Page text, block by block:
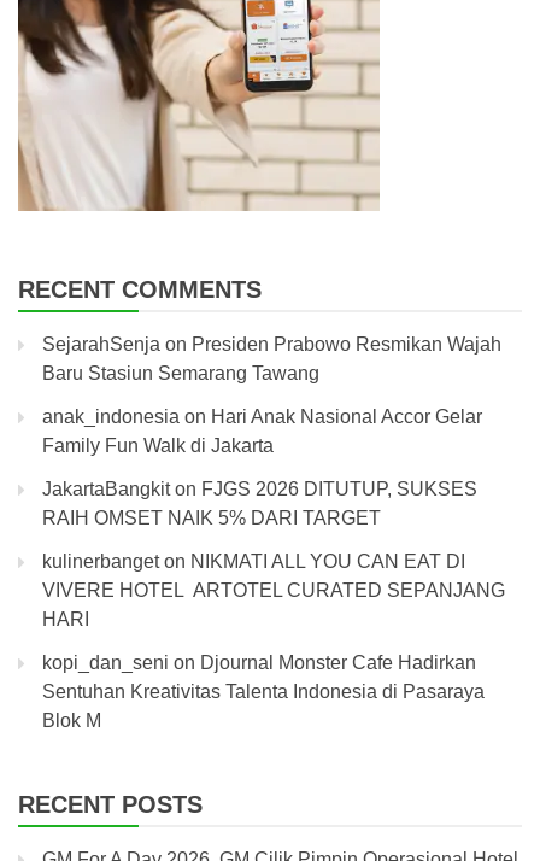
RECENT COMMENTS
SejarahSenja on Presiden Prabowo Resmikan Wajah
Baru Stasiun Semarang Tawang
anak_indonesia on Hari Anak Nasional Accor Gelar
Family Fun Walk di Jakarta
JakartaBangkiton FJGS 2026 DITUTUP, SUKSES
RAIH OMSET NAIK 5% DARI TARGET
kulinerbangeton NIKMATI ALL YOU CAN EAT DI
VIVERE HOTEL ARTOTEL CURATED SEPANJANG
HARI
kopi_dan_seni on Djournal Monster Cafe Hadirkan
Sentuhan Kreativitas Talenta Indonesia di Pasaraya
Blok M
RECENT POSTS